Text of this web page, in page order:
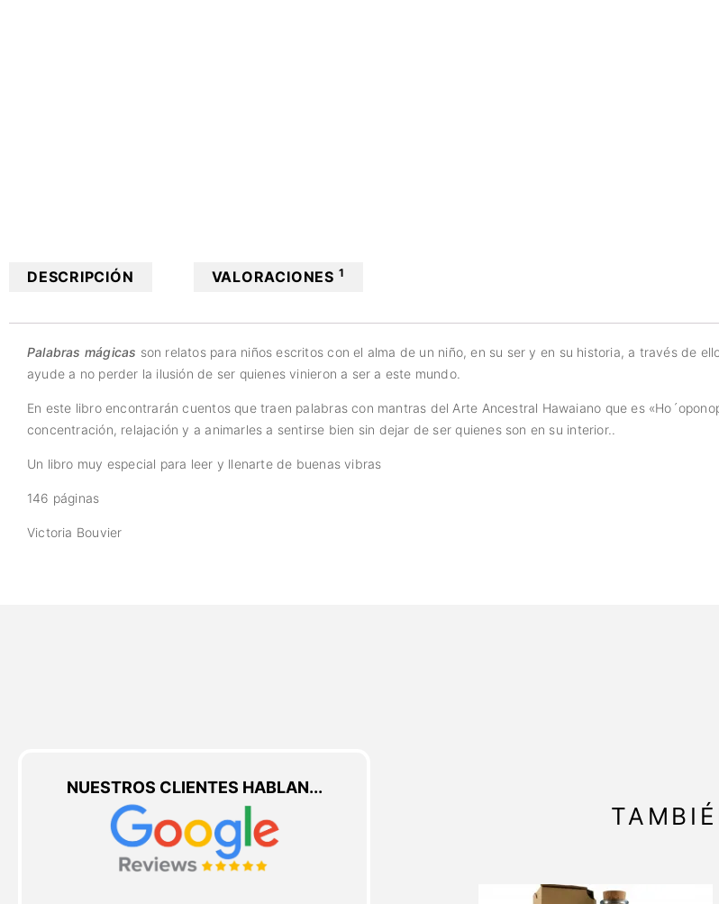
DESCRIPCIÓN VALORACIONES 1
Palabras mágicas son relatos para niños escritos con el alma de un niño, en su ser y en su historia, a través de
ayude a no perder la ilusión de ser quienes vinieron a ser a este mundo.
En este libro encontrarán cuentos que traen palabras con mantras del Arte Ancestral Hawaiano que es
concentración, relajación y a animarles a sentirse bien sin dejar de ser quienes son en su interior..
Un libro muy especial para leer y llenarte de buenas vibras
146 páginas
Victoria Bouvier
NUESTROS CLIENTES HABLAN...